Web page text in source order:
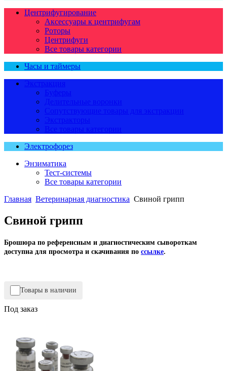
Центрифугирование
Аксессуары к центрифугам
Роторы
Центрифуги
Все товары категории
Часы и таймеры
Экстракция
Буферы
Делительные воронки
Сопутствующие товары для экстракции
Экстракторы
Все товары категории
Электрофорез
Энзиматика
Тест-системы
Все товары категории
Главная Ветеринарная диагностика Свиной грипп
Свиной грипп
Брошюра по референсным и диагностическим сывороткам
доступна для просмотра и скачивания по ссылке.
Товары в наличии
Под заказ